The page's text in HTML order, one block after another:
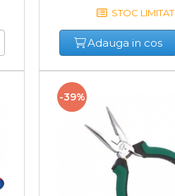
STOC LIMITAT
Adauga in cos
-39%